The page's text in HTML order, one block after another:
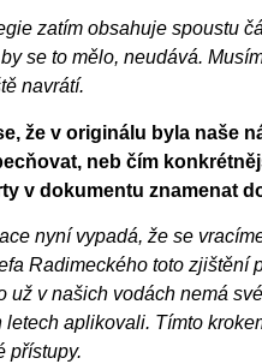
zatím obsahuje spoustu
se to mělo, neudává.
navrátí.
že v originálu byla naše
neb čím
v dokumentu znamenat
nyní vypadá, že se
Radimeckého toto zjištění
už v našich vodách nemá
letech aplikovali. Tímto
přístupy.